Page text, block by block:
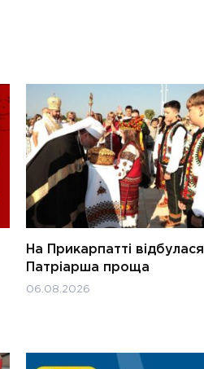
На Прикарпатті відбулася
Патріарша проща
06.08.2026